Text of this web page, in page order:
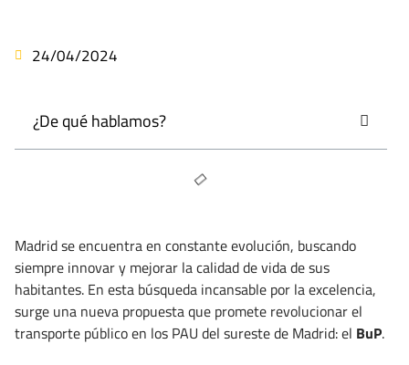
24/04/2024
¿De qué hablamos?
Madrid se encuentra en constante evolución, buscando
siempre innovar y mejorar la calidad de vida de sus
habitantes. En esta búsqueda incansable por la excelencia,
surge una nueva propuesta que promete revolucionar el
transporte público en los PAU del sureste de Madrid: el BuP.